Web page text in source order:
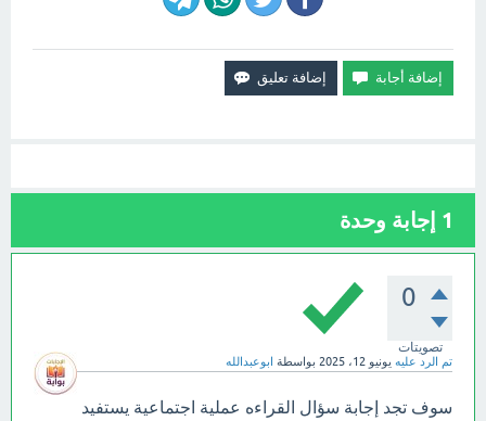
1 إجابة وحدة
0
تصويتات
تم الرد عليه يونيو 12، 2025 بواسطة ابوعبدالله
سوف تجد إجابة سؤال القراءه عملية اجتماعية يستفيد